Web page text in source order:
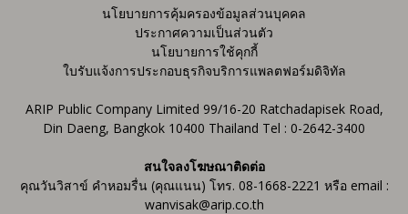
นโยบายการคุ้มครองข้อมูลส่วนบุคคล
ประกาศความเป็นส่วนตัว
นโยบายการใช้คุกกี้
ใบรับแจ้งการประกอบธุรกิจบริการแพลตฟอร์มดิจิทัล
ARIP Public Company Limited 99/16-20 Ratchadapisek Road,
Din Daeng, Bangkok 10400 Thailand Tel : 0-2642-3400
สนใจลงโฆษณาติดต่อ
คุณวันวิสาข์ คำหอมรื่น (คุณแนน) โทร. 08-1668-2221 หรือ email :
wanvisak@arip.co.th